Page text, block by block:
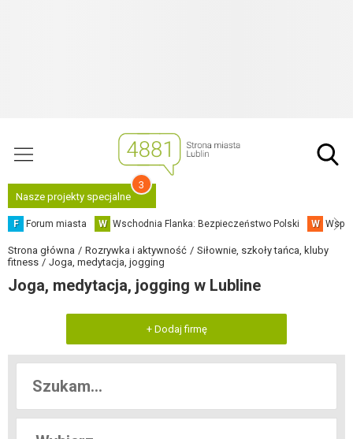
Nasze projekty specjalne
3
F Forum miasta W Wschodnia Flanka: Bezpieczeństwo Polski W
Strona główna Rozrywka i aktywność
Siłownie, szkoły tańca, kluby
fitness
Joga, medytacja, jogging
Joga, medytacja, jogging w Lubline
+ Dodaj firmę